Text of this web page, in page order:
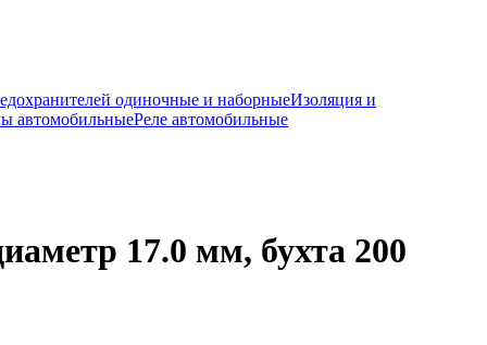
одиночные и наборныеИзоляция и
автомобильныеРеле автомобильные
17.0 мм, бухта 200